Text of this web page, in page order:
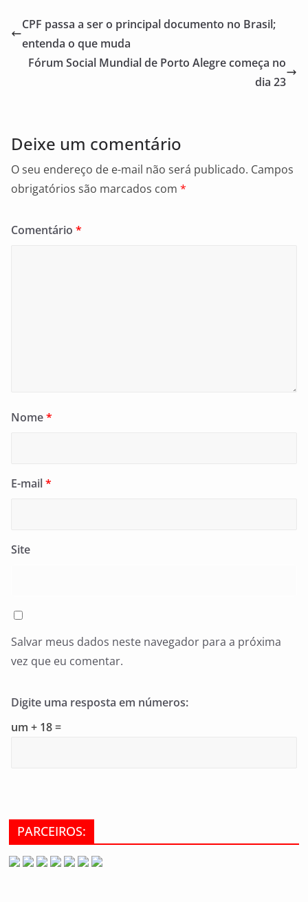
e
b
o
l e
CPF passa a ser o principal documento no Brasil;
entenda o que muda
Fórum Social Mundial de Porto Alegre começa no
dia 23
Deixe um comentário
O seu endereço de e-mail não será publicado. Campos
obrigatórios são marcados com *
Comentário *
Nome*
E-mail*
Site
Salvar meus dados neste navegador para a próxima
vez que eu comentar.
Digite uma resposta em números:
um + 18 =
PARCEIROS: